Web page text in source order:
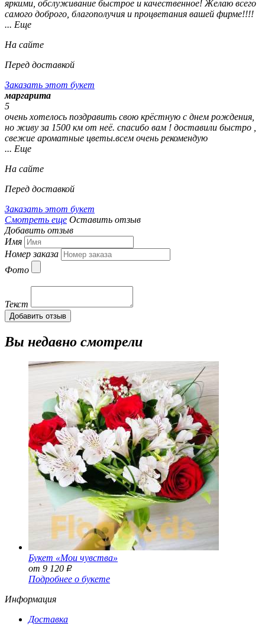
яркими, обслуживание быстрое и качественное! Желаю всего
самого доброго, благополучия и процветания вашей фирме!!!!
... Еще
На сайте
Перед доставкой
Заказать этот букет
маргарита
5
очень хотелось поздравить свою крёстную с днем рождения,
но живу за 1500 км от неё. спасибо вам ! доставили быстро ,
свежие ароматные цветы.всем очень рекомендую
... Еще
На сайте
Перед доставкой
Заказать этот букет
Смотреть еще Оставить отзыв
Добавить отзыв
Имя
Номер заказа
Фото
Текст
Добавить отзыв
Вы недавно смотрели
Букет «Мои чувства»
от 9 120 Р
Подробнее о букете
Информация
Доставка